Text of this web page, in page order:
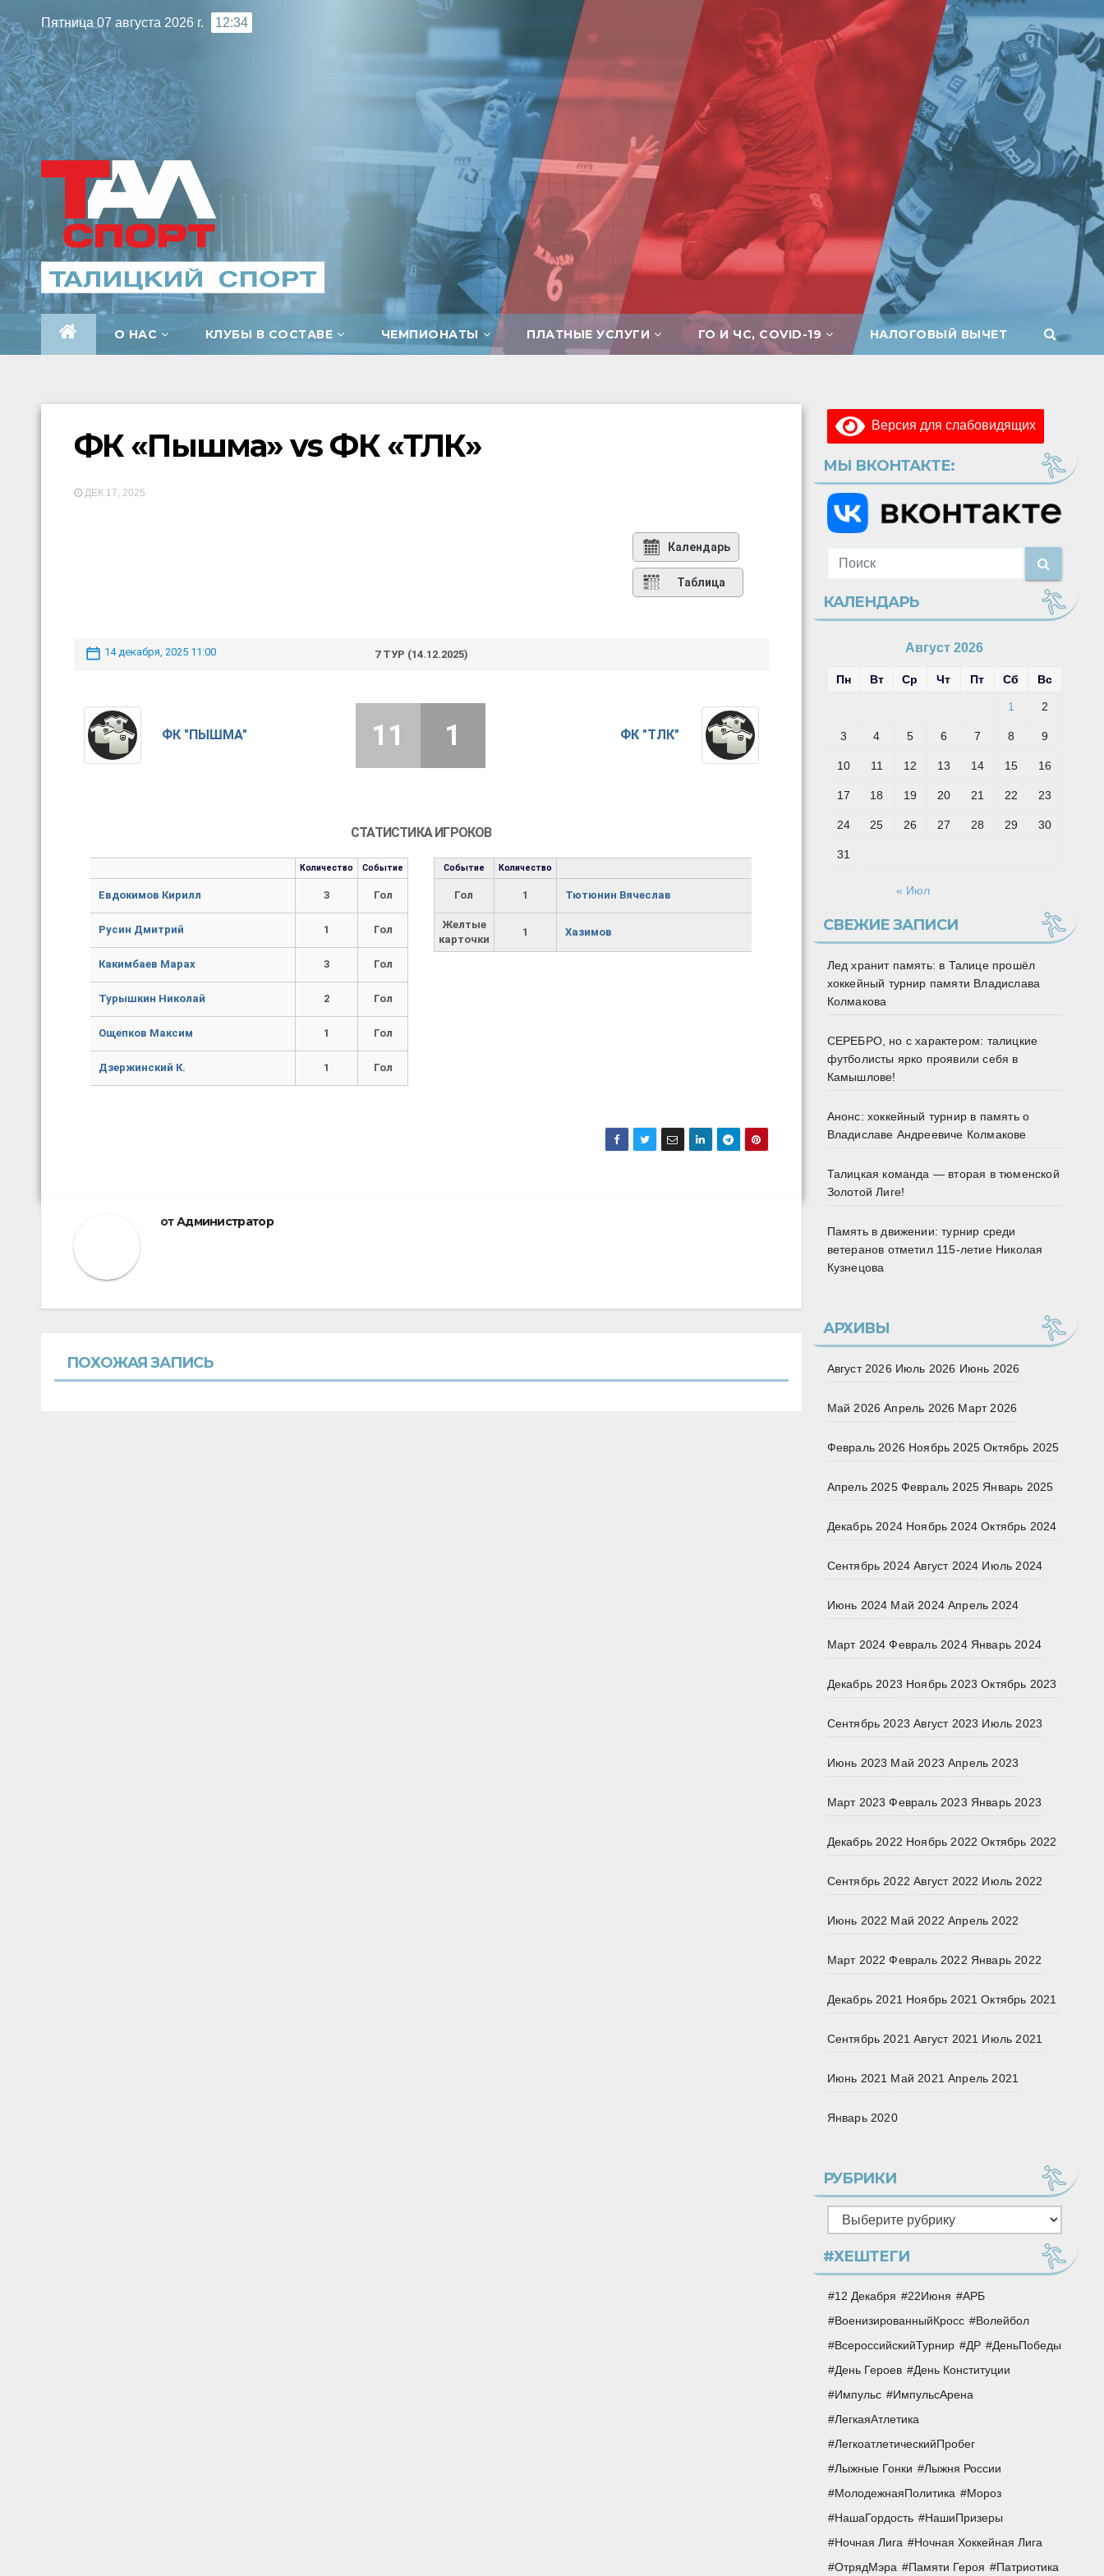
к
содержимому
Пятница 07 августа 2026 г. 12:34
О НАС КЛУБЫ В СОСТАВЕ ЧЕМПИОНАТЫ ПЛАТНЫЕ УСЛУГИ ГО И ЧС, COVID-19 НАЛОГОВЫЙ ВЫЧЕТ
ФК «Пышма» vs ФК «ТЛК»
ДЕК 17, 2025
Календарь
Таблица
14 декабря, 2025 11:00 7 ТУР (14.12.2025)
ФК "ПЫШМА" ФК "ТЛК"
11 1
СТАТИСТИКА ИГРОКОВ
Количество Событие
Евдокимов Кирилл 3 Гол
Русин Дмитрий 1 Гол
Какимбаев Марах 3 Гол
Турышкин Николай 2 Гол
Ощепков Максим 1 Гол
Дзержинский К. 1 Гол
Событие Количество
Гол 1 Тютюнин Вячеслав
Желтые
карточки
1 Хазимов
отАдминистратор
ПОХОЖАЯ ЗАПИСЬ
Версия для слабовидящих
МЫ ВКОНТАКТЕ:
КАЛЕНДАРЬ
Август 2026
Пн Вт Ср Чт Пт Сб Вс
1 2
3 4 5 6 7 8 9
10 11 12 13 14 15 16
17 18 19 20 21 22 23
24 25 26 27 28 29 30
31
« Июл
СВЕЖИЕ ЗАПИСИ
Лед хранит память: в Талице прошёл
хоккейный турнир памяти Владислава
Колмакова
СЕРЕБРО, но с характером: талицкие
футболисты ярко проявили себя в
Камышлове!
Анонс: хоккейный турнир в память о
Владиславе Андреевиче Колмакове
Талицкая команда — вторая в тюменской
Золотой Лиге!
Память в движении: турнир среди
ветеранов отметил 115‑летие Николая
Кузнецова
АРХИВЫ
Август 2026 Июль 2026 Июнь 2026
Май 2026 Апрель 2026 Март 2026
Февраль 2026 Ноябрь 2025 Октябрь 2025
Апрель 2025 Февраль 2025 Январь 2025
Декабрь 2024 Ноябрь 2024 Октябрь 2024
Сентябрь 2024 Август 2024 Июль 2024
Июнь 2024 Май 2024 Апрель 2024
Март 2024 Февраль 2024 Январь 2024
Декабрь 2023 Ноябрь 2023 Октябрь 2023
Сентябрь 2023 Август 2023 Июль 2023
Июнь 2023 Май 2023 Апрель 2023
Март 2023 Февраль 2023 Январь 2023
Декабрь 2022 Ноябрь 2022 Октябрь 2022
Сентябрь 2022 Август 2022 Июль 2022
Июнь 2022 Май 2022 Апрель 2022
Март 2022 Февраль 2022 Январь 2022
Декабрь 2021 Ноябрь 2021 Октябрь 2021
Сентябрь 2021 Август 2021 Июль 2021
Июнь 2021 Май 2021 Апрель 2021
Январь 2020
РУБРИКИ
Рубрики
#ХЕШТЕГИ
12 Декабря 22Июня
АРБ
ВоенизированныйКросс
Волейбол
ВсероссийскийТурнир
ДР
ДеньПобеды
День Героев
День Конституции
Импульс
ИмпульсАрена
ЛегкаяАтлетика
ЛегкоатлетическийПробег
Лыжные Гонки
Лыжня России
МолодежнаяПолитика
Мороз
НашаГордость
НашиПризеры
Ночная Лига
Ночная Хоккейная Лига
ОтрядМэра
Памяти Героя
Патриотика